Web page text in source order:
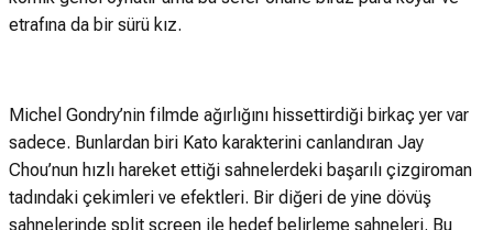
etrafına da bir sürü kız.
Michel Gondry’nin filmde ağırlığını hissettirdiği birkaç yer var
sadece. Bunlardan biri Kato karakterini canlandıran Jay
Chou’nun hızlı hareket ettiği sahnelerdeki başarılı çizgiroman
tadındaki çekimleri ve efektleri. Bir diğeri de yine dövüş
sahnelerinde split screen ile hedef belirleme sahneleri. Bu